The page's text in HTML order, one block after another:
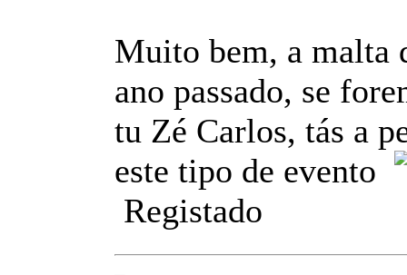
Muito bem, a malta
ano passado, se
tu Zé Carlos, tás a
este tipo de evento
Registado